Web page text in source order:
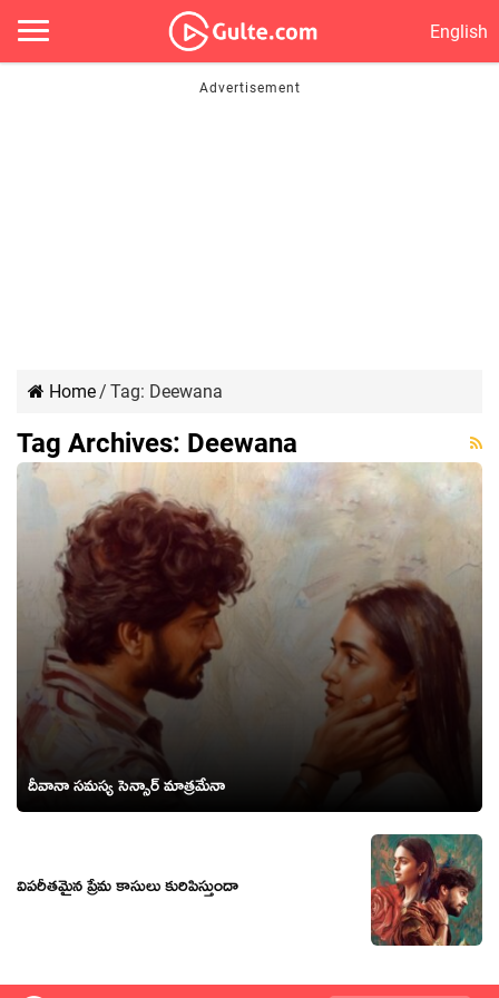
English
Home/ Tag: Deewana
Tag Archives: Deewana
దీవానా సమస్య సెన్సార్ మాత్రమేనా
విపరీతమైన ప్రేమ కాసులు కురిపిస్తుందా